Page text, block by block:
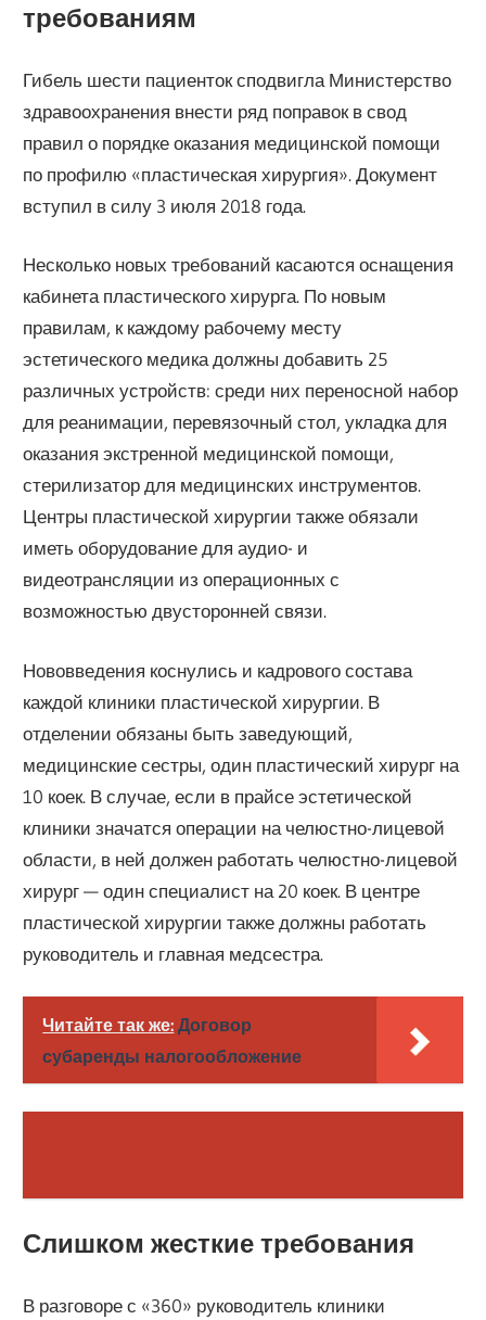
требованиям
Гибель шести пациенток сподвигла Министерство
здравоохранения внести ряд поправок в свод
правил о порядке оказания медицинской помощи
по профилю «пластическая хирургия». Документ
вступил в силу 3 июля 2018 года.
Несколько новых требований касаются оснащения
кабинета пластического хирурга. По новым
правилам, к каждому рабочему месту
эстетического медика должны добавить 25
различных устройств: среди них переносной набор
для реанимации, перевязочный стол, укладка для
оказания экстренной медицинской помощи,
стерилизатор для медицинских инструментов.
Центры пластической хирургии также обязали
иметь оборудование для аудио- и
видеотрансляции из операционных с
возможностью двусторонней связи.
Нововведения коснулись и кадрового состава
каждой клиники пластической хирургии. В
отделении обязаны быть заведующий,
медицинские сестры, один пластический хирург на
10 коек. В случае, если в прайсе эстетической
клиники значатся операции на челюстно-лицевой
области, в ней должен работать челюстно-лицевой
хирург — один специалист на 20 коек. В центре
пластической хирургии также должны работать
руководитель и главная медсестра.
Читайте так же: Договор
субаренды налогообложение
Слишком жесткие требования
В разговоре с «360» руководитель клиники